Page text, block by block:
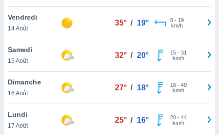
votre
à
en
le
Vendredi
14 Août
35° / 19° 8- 19
km/h
Samedi
15 Août
32° / 20° 15- 31
km/h
Dimanche
16 Août
27° / 18° 16- 40
km/h
Lundi
17 Août
25° / 16° 20- 44
km/h